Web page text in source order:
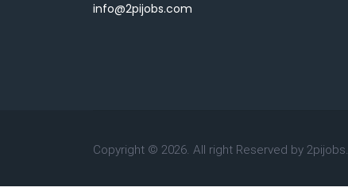
info@2pijobs.com
Copyright © 2026. All right Reserved by 2pijobs.